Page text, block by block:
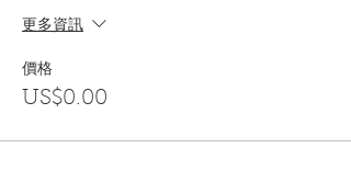
更多資訊
價格
US$0.00